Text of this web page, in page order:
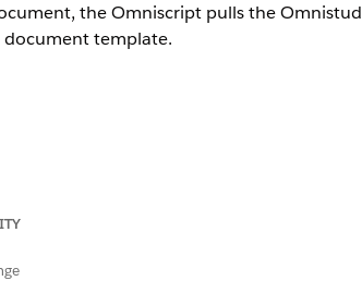
the Omniscript pulls the
document template.